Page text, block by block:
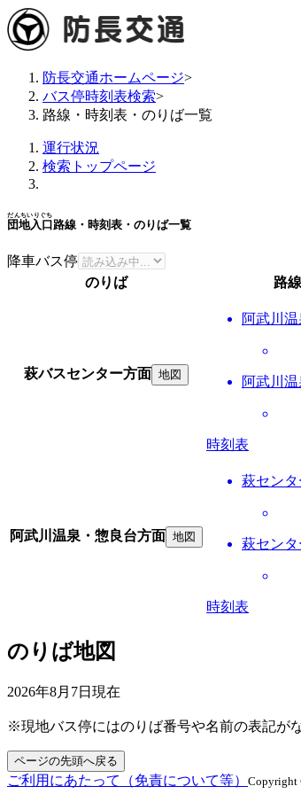
防長交通ホームページ>
バス停時刻表検索>
路線・時刻表・のりば一覧
運行状況
検索トップページ
団地入口
だんちいりぐち
路線・時刻表・のりば一覧
降車バス停
のりば
路
萩バスセンター方面 地図
阿武川
阿武川
時刻表
阿武川温泉・惣良台方面 地図
萩セン
萩セン
時刻表
のりば地図
2026年8月7日 現在
※現地バス停にはのりば番号や名前の表記が
ページの先頭へ戻る
ご利用にあたって（免責について等） Copyright